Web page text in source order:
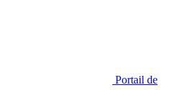
Portail de